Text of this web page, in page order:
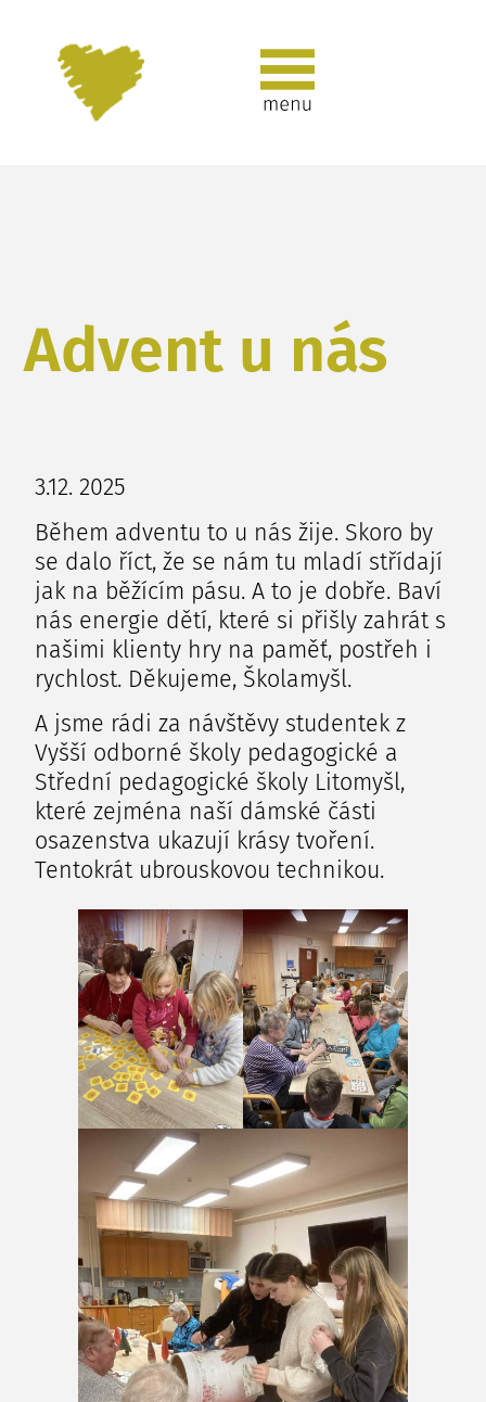
Advent u nás
3.12. 2025
Během adventu to u nás žije. Skoro by
se dalo říct, že se nám tu mladí střídají
jak na běžícím pásu. A to je dobře. Baví
nás energie dětí, které si přišly zahrát s
našimi klienty hry na paměť, postřeh i
rychlost. Děkujeme, Školamyšl.
A jsme rádi za návštěvy studentek z
Vyšší odborné školy pedagogické a
Střední pedagogické školy Litomyšl,
které zejména naší dámské části
osazenstva ukazují krásy tvoření.
Tentokrát ubrouskovou technikou.